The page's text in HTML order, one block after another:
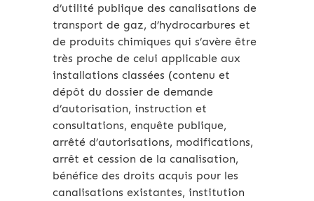
d’utilité publique des canalisations de
transport de gaz, d’hydrocarbures et
de produits chimiques qui s’avère être
très proche de celui applicable aux
installations classées (contenu et
dépôt du dossier de demande
d’autorisation, instruction et
consultations, enquête publique,
arrêté d’autorisations, modifications,
arrêt et cession de la canalisation,
bénéfice des droits acquis pour les
canalisations existantes, institution